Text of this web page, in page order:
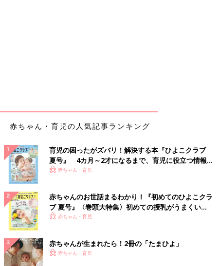
赤ちゃん・育児の人気記事ランキング
育児の困ったがズバリ！解決する本『ひよこクラブ
夏号』 4カ月～2才になるまで、育児に役立つ情報が
いっぱい！
赤ちゃん・育児
赤ちゃんのお世話まるわかり！『初めてのひよこクラ
ブ 夏号』〈巻頭大特集〉初めての授乳がうまくい
く！ おっぱい・ミルクの基本と夏のトラブル 解決テ
赤ちゃん・育児
赤ちゃんが生まれたら！2冊の「たまひよ」
赤ちゃん・育児